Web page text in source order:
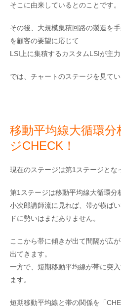
そこに由来しているとのことです。
その後、大規模集積回路の製造を
を顧客の要望に応じて
LSI上に集積するカスタムLSIが主
では、チャートのステージを見てい
移動平均線大循環
ジCHECK！
現在のステージは第1ステージとな
第1ステージは移動平均線大循環分
小次郎講師流に見れば、帯が横ば
ドに勢いはまだありません。
ここから帯に傾きが出て間隔が広
出てきます。
一方で、短期移動平均線が帯に突
ます。
短期移動平均線と帯の関係を「